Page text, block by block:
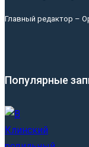
Главный редактор –
Популярные